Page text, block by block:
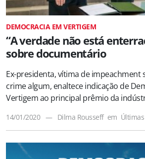
DEMOCRACIA EM VERTIGEM
“A verdade não está
sobre documentário
Ex-presidenta, vítima de impeachment
crime algum, enaltece indicação de
Vertigem ao principal prêmio da
14/01/2020 — Dilma Rousseff em Últimas